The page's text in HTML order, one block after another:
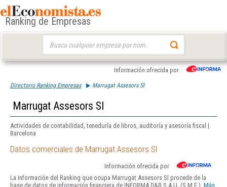
Ranking de Empresas
Información ofrecida por
Directorio Ranking Empresas Marrugat Assesors Sl
Marrugat Assesors Sl
Actividades de contabilidad, teneduría de libros, auditoría y asesoría fiscal |
Barcelona
Datos comerciales de Marrugat Assesors Sl
Información ofrecida por
La información del Ranking que ocupa Marrugat Assesors Sl procede de la
base de datos de información financiera de INFORMA D&B S.A.U. (S.M.E.). Más